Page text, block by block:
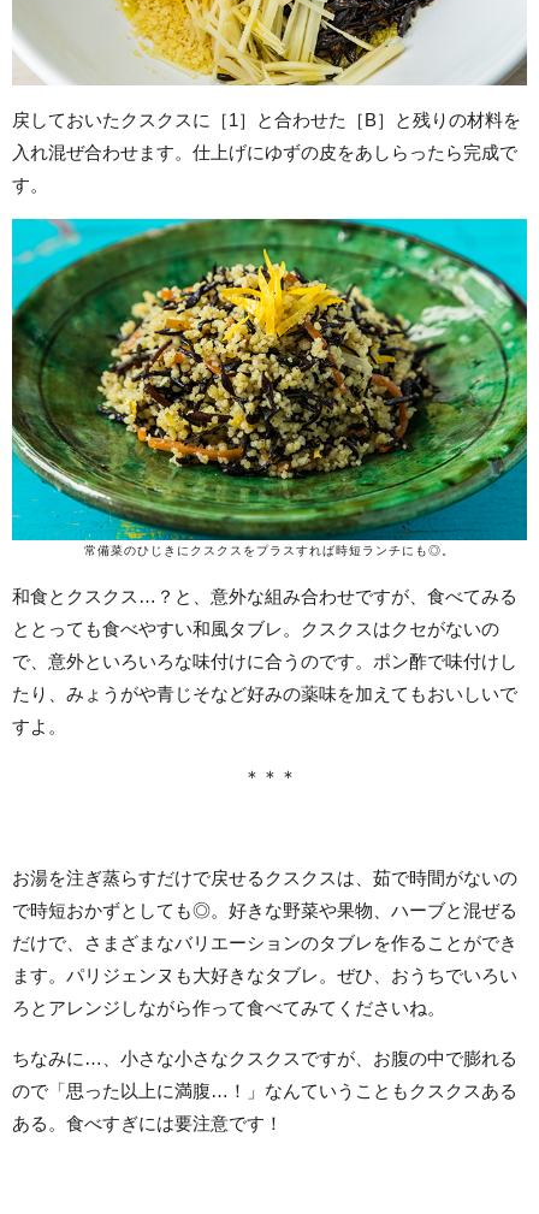
戻しておいたクスクスに［1］と合わせた［B］と残りの材料を
入れ混ぜ合わせます。仕上げにゆずの皮をあしらったら完成で
す。
常備菜のひじきにクスクスをプラスすれば時短ランチにも◎。
和食とクスクス…？と、意外な組み合わせですが、食べてみる
ととっても食べやすい和風タブレ。クスクスはクセがないの
で、意外といろいろな味付けに合うのです。ポン酢で味付けし
たり、みょうがや青じそなど好みの薬味を加えてもおいしいで
すよ。
＊＊＊
お湯を注ぎ蒸らすだけで戻せるクスクスは、茹で時間がないの
で時短おかずとしても◎。好きな野菜や果物、ハーブと混ぜる
だけで、さまざまなバリエーションのタブレを作ることができ
ます。パリジェンヌも大好きなタブレ。ぜひ、おうちでいろい
ろとアレンジしながら作って食べてみてくださいね。
ちなみに…、小さな小さなクスクスですが、お腹の中で膨れる
ので「思った以上に満腹…！」なんていうこともクスクスある
ある。食べすぎには要注意です！